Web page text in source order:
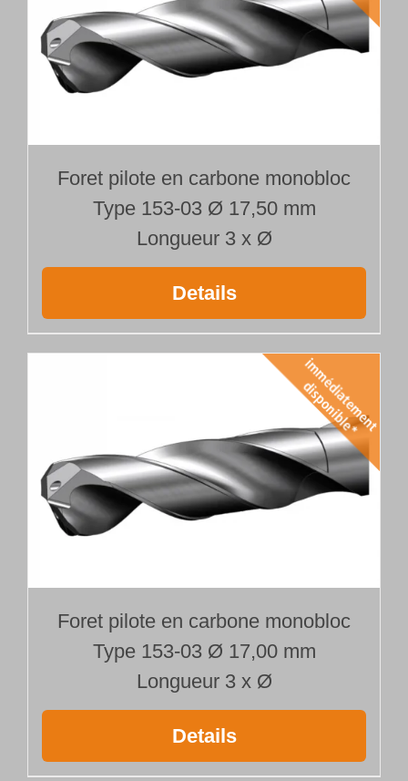
Foret pilote en carbone monobloc
Type 153-03 Ø 17,50 mm
Longueur 3 x Ø
Details
Foret pilote en carbone monobloc
Type 153-03 Ø 17,00 mm
Longueur 3 x Ø
Details